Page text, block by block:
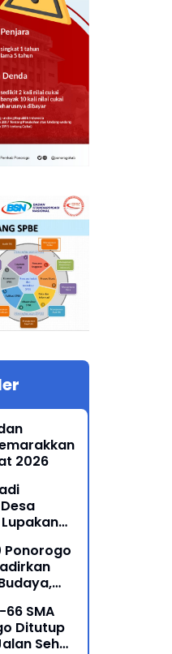
2026
Ponorogo
66 SMA
Ditutup
Sehat